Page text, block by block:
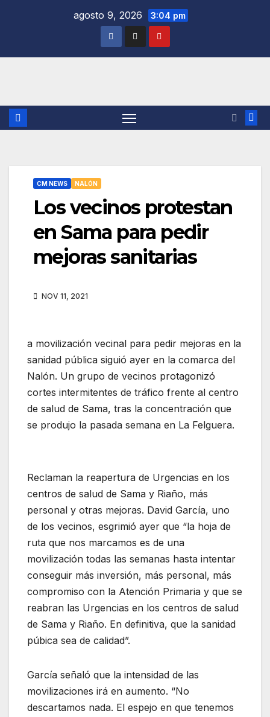
agosto 9, 2026 3:04 pm
CM NEWS NALÓN
Los vecinos protestan
en Sama para pedir
mejoras sanitarias
NOV 11, 2021
a movilización vecinal para pedir mejoras en la
sanidad pública siguió ayer en la comarca del
Nalón. Un grupo de vecinos protagonizó
cortes intermitentes de tráfico frente al centro
de salud de Sama, tras la concentración que
se produjo la pasada semana en La Felguera.
Reclaman la reapertura de Urgencias en los
centros de salud de Sama y Riaño, más
personal y otras mejoras. David García, uno
de los vecinos, esgrimió ayer que “la hoja de
ruta que nos marcamos es de una
movilización todas las semanas hasta intentar
conseguir más inversión, más personal, más
compromiso con la Atención Primaria y que se
reabran las Urgencias en los centros de salud
de Sama y Riaño. En definitiva, que la sanidad
púbica sea de calidad”.
García señaló que la intensidad de las
movilizaciones irá en aumento. “No
descartamos nada. El espejo en que tenemos